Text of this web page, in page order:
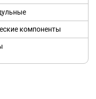
компоненты